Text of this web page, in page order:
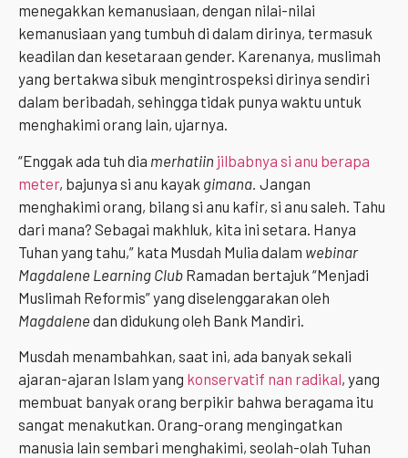
menegakkan kemanusiaan, dengan nilai-nilai
kemanusiaan yang tumbuh di dalam dirinya, termasuk
keadilan dan kesetaraan gender. Karenanya, muslimah
yang bertakwa sibuk mengintrospeksi dirinya sendiri
dalam beribadah, sehingga tidak punya waktu untuk
menghakimi orang lain, ujarnya.
“Enggak ada tuh dia merhatiin jilbabnya si anu berapa
meter, bajunya si anu kayak gimana. Jangan
menghakimi orang, bilang si anu kafir, si anu saleh. Tahu
dari mana? Sebagai makhluk, kita ini setara. Hanya
Tuhan yang tahu,” kata Musdah Mulia dalam webinar
Magdalene Learning Club Ramadan bertajuk “Menjadi
Muslimah Reformis” yang diselenggarakan oleh
Magdalene dan didukung oleh Bank Mandiri.
Musdah menambahkan, saat ini, ada banyak sekali
ajaran-ajaran Islam yang konservatif nan radikal, yang
membuat banyak orang berpikir bahwa beragama itu
sangat menakutkan. Orang-orang mengingatkan
manusia lain sembari menghakimi, seolah-olah Tuhan